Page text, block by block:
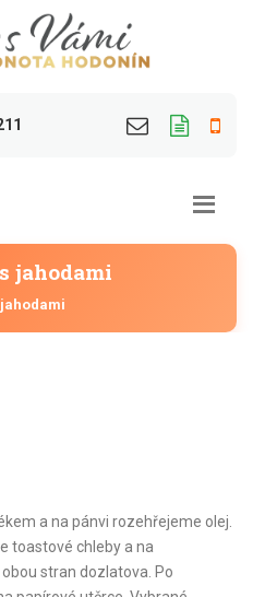
jahodami
a na pánvi rozehřejeme olej.
toastové chleby a na
stran dozlatova. Po